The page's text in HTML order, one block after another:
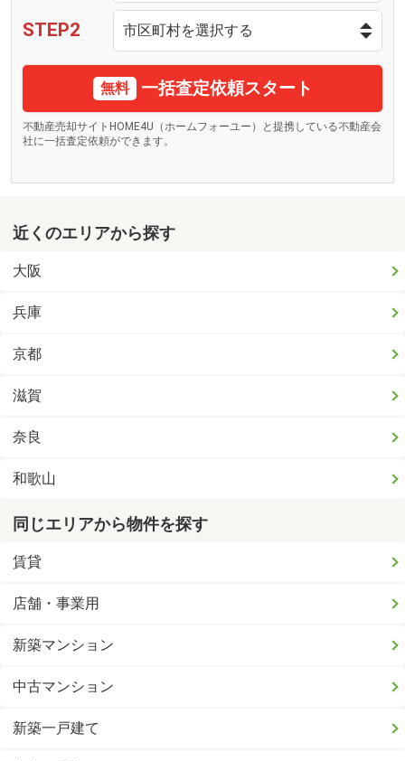
STEP2
無料 一括査定依頼スタート
不動産売却サイトHOME4U（ホームフォーユー）と提携している不動産会
社に一括査定依頼ができます。
近くのエリアから探す
大阪
兵庫
京都
滋賀
奈良
和歌山
同じエリアから物件を探す
賃貸
店舗・事業用
新築マンション
中古マンション
新築一戸建て